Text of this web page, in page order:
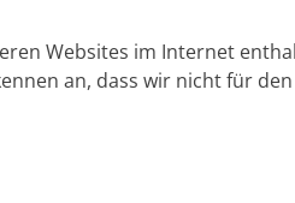
Websites im Internet
an, dass wir nicht für